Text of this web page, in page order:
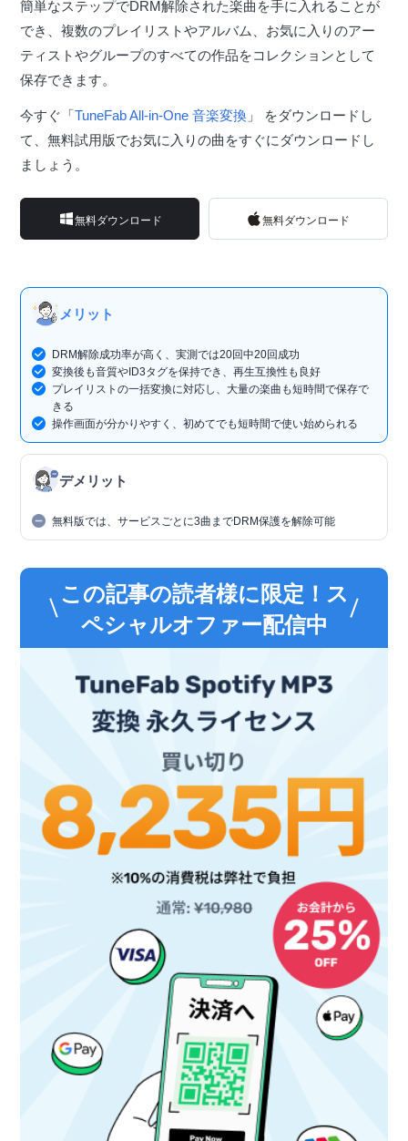
簡単なステップでDRM解除された楽曲を手に入れることが
でき、複数のプレイリストやアルバム、お気に入りのアー
ティストやグループのすべての作品をコレクションとして
保存できます。
今すぐ「TuneFab All-in-One 音楽変換 」 をダウンロードし
て、無料試用版でお気に入りの曲をすぐにダウンロードし
ましょう。
無料ダウンロード 無料ダウンロード
メリット
DRM解除成功率が高く、実測では20回中20回成功
変換後も音質やID3タグを保持でき、再生互換性も良好
プレイリストの一括変換に対応し、大量の楽曲も短時間で保存で
きる
操作画面が分かりやすく、初めてでも短時間で使い始められる
デメリット
無料版では、サービスごとに3曲までDRM保護を解除可能
この記事の読者様に限定！ス
ペシャルオファー配信中